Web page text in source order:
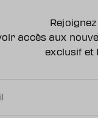
accès aux
exclusif et